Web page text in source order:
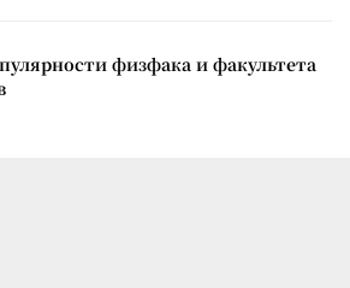
физфака и факультета